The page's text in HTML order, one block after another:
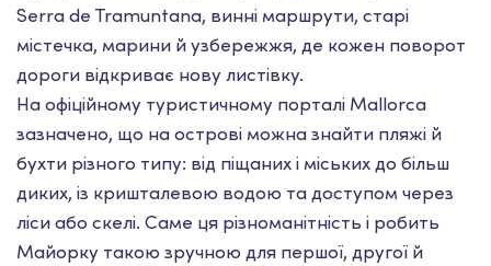
Serra de Tramuntana, винні маршрути, старі
містечка, марини й узбережжя, де кожен поворот
дороги відкриває нову листівку.
На офіційному туристичному порталі Mallorca
зазначено, що на острові можна знайти пляжі й
бухти різного типу: від піщаних і міських до більш
диких, із кришталевою водою та доступом через
ліси або скелі. Саме ця різноманітність і робить
Майорку такою зручною для першої, другої й